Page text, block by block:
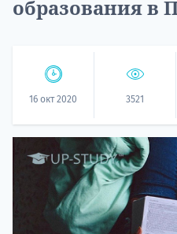
образования в
16 окт 2020 3521